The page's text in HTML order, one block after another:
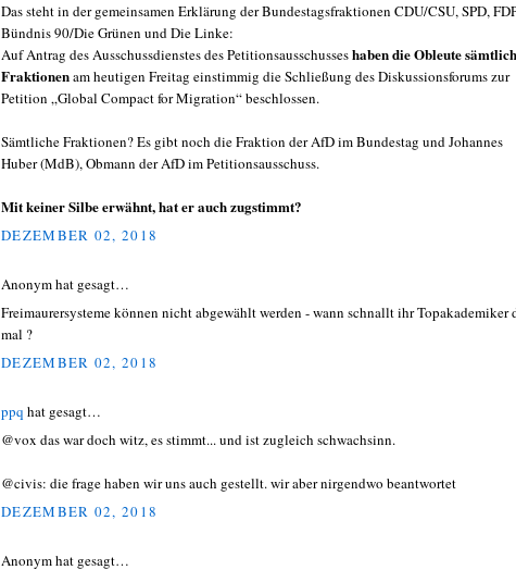
Das steht in der gemeinsamen Erklärung der Bundestagsfraktionen CDU/CSU, SPD,
Bündnis 90/Die Grünen und Die Linke:
Auf Antrag des Ausschussdienstes des Petitionsausschusseshaben die Obleute
Fraktionenam heutigen Freitag einstimmig die Schließung des Diskussionsforums zur
Petition „Global Compact for Migration“ beschlossen.
Sämtliche Fraktionen? Es gibt noch die Fraktion der AfD im Bundestag und Johannes
Huber (MdB), Obmann der AfD im Petitionsausschuss.
Mit keiner Silbe erwähnt, hat er auch zugstimmt?
DEZEMBER 02, 2018
Anonym hat gesagt…
Freimaurersysteme können nicht abgewählt werden - wann schnallt ihr Topakademiker
mal ?
DEZEMBER 02, 2018
ppq hat gesagt…
@vox das war doch witz, es stimmt... und ist zugleich schwachsinn.
@civis: die frage haben wir uns auch gestellt. wir aber nirgendwo beantwortet
DEZEMBER 02, 2018
Anonym hat gesagt…